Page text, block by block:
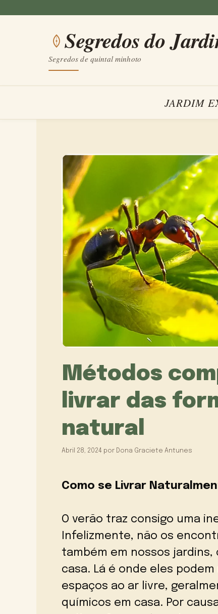
conteúdo
Segredos do
Segredos de quintal minhoto
JARDIM
Métodos
livrar das
natural
Abril 28, 2024 por Dona Graciete Antunes
Como se Livrar
O verão traz consigo uma
Infelizmente, não os
também em nossos
casa. Lá é onde eles
espaços ao ar livre,
químicos em casa. Por